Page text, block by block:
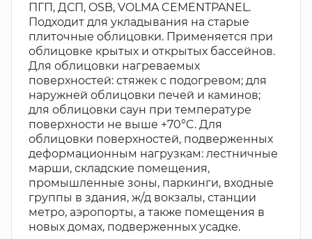
ПГП, ДСП, OSB, VOLMA CEMENTPANEL.
Подходит для укладывания на старые
плиточные облицовки. Применяется при
облицовке крытых и открытых бассейнов.
Для облицовки нагреваемых
поверхностей: стяжек с подогревом; для
наружней облицовки печей и каминов;
для облицовки саун при температуре
поверхности не выше +70°C. Для
облицовки поверхностей, подверженных
деформационным нагрузкам: лестничные
марши, складские помещения,
промышленные зоны, паркинги, входные
группы в здания, ж/д вокзалы, станции
метро, аэропорты, а также помещения в
новых домах, подверженных усадке.